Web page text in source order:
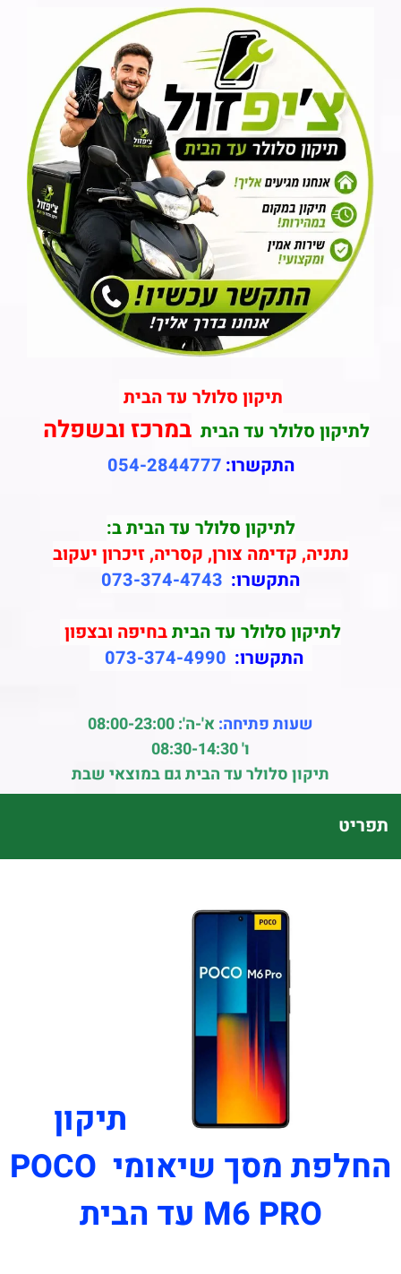
תיקון סלולר עד הבית
לתיקון סלולר עד הביתבמרכז ובשפלה
התקשרו: 054-2844777
לתיקון סלולר עד הבית ב:
נתניה, קדימה צורן, קסריה, זיכרון יעקוב
התקשרו: 073-374-4743
לתיקון סלולר עד הביתבחיפה ובצפון
התקשרו: 073-374-4990
שעות פתיחה:א'-ה': 08:00-23:00
ו' 08:30-14:30
תיקון סלולר עד הבית גם במוצאי שבת
תפריט
תיקון
החלפת מסך שיאומי POCO
M6 PRO עד הבית